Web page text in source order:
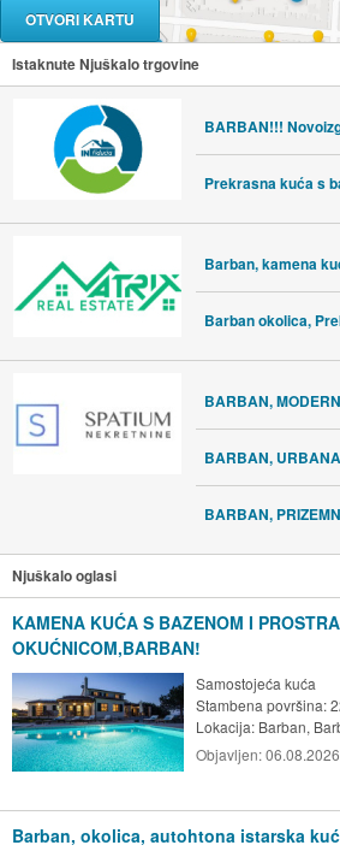
OTVORI KARTU
Istaknute Njuškalo trgovine
Barban, kamena
BARBAN,
Njuškalo oglasi
KAMENA KUĆA S BAZENOM I
OKUĆNICOM,BARBAN!
Samostojeća kuća
Stambena površina:
Lokacija: Barban,
Objavljen:
Barban, okolica, autohtona istarska